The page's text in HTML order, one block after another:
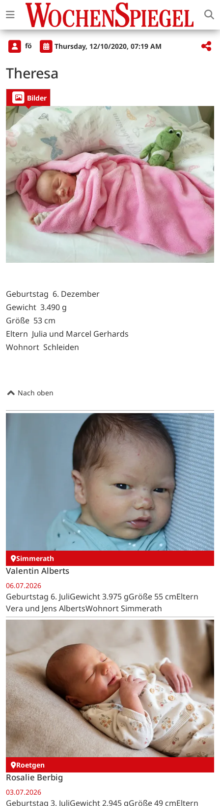
fö Thursday, 12/10/2020, 07:19 AM
Theresa
Bilder
Geburtstag 6. Dezember
Gewicht 3.490 g
Größe 53 cm
Eltern Julia und Marcel Gerhards
Wohnort Schleiden
Nach oben
Simmerath
Valentin Alberts
06.07.2026
Geburtstag 6. JuliGewicht 3.975 gGröße 55 cmEltern
Vera und Jens AlbertsWohnort Simmerath
Roetgen
Rosalie Berbig
03.07.2026
Geburtstag 3. JuliGewicht 2.945 gGröße 49 cmEltern